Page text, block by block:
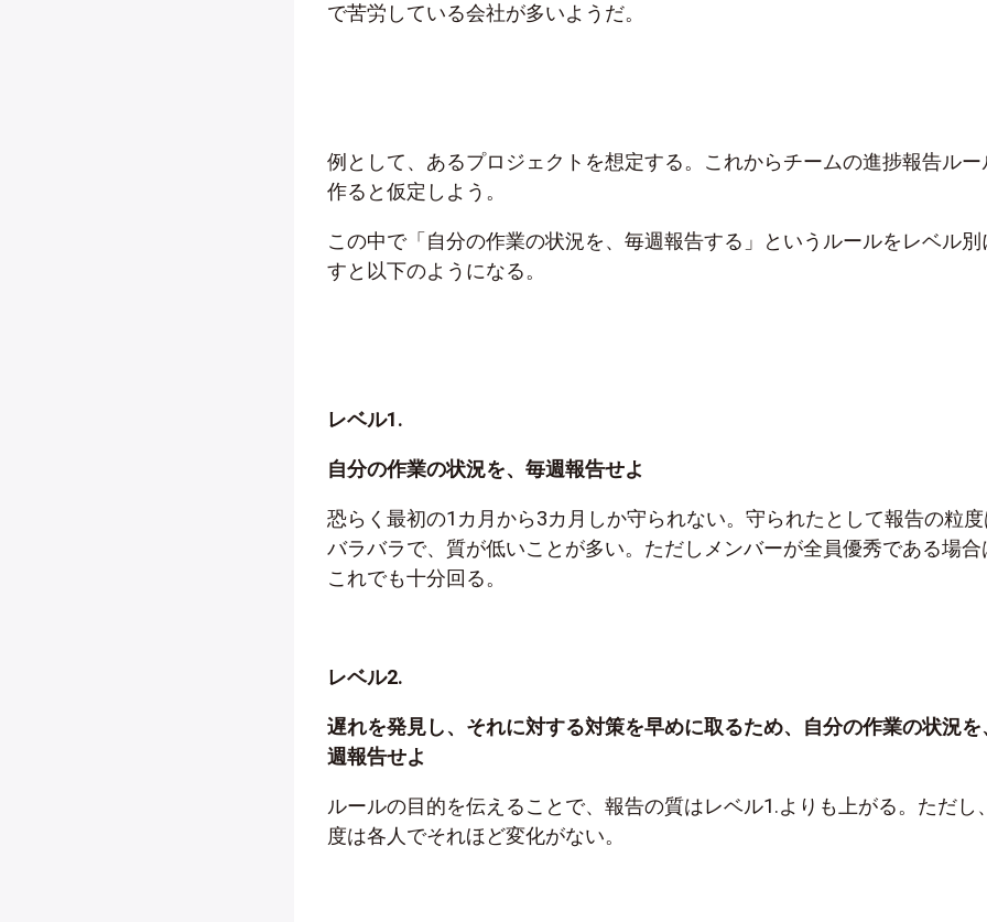
で苦労している会社が多いようだ。
例として、あるプロジェクトを想定する。これからチームの進捗報告ルー
作ると仮定しよう。
この中で「自分の作業の状況を、毎週報告する」というルールをレベル別
すと以下のようになる。
レベル1.
自分の作業の状況を、毎週報告せよ
恐らく最初の1カ月から3カ月しか守られない。守られたとして報告の粒度
バラバラで、質が低いことが多い。ただしメンバーが全員優秀である場合
これでも十分回る。
レベル2.
遅れを発見し、それに対する対策を早めに取るため、自分の作業の状況を
週報告せよ
ルールの目的を伝えることで、報告の質はレベル1.よりも上がる。ただし
度は各人でそれほど変化がない。